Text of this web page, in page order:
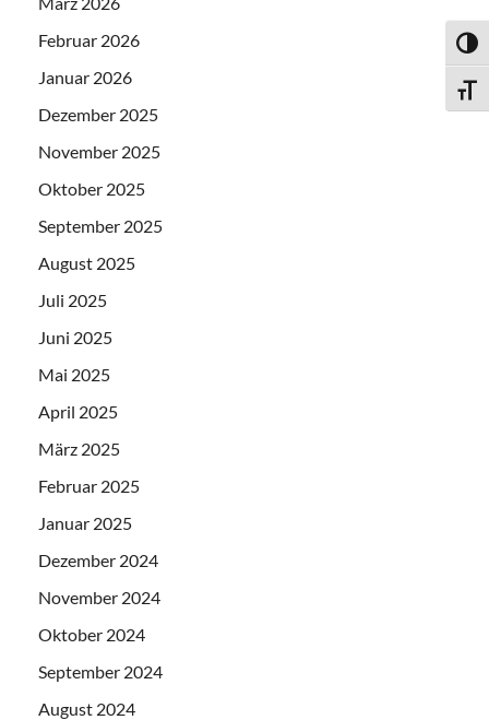
Februar 2026
Januar 2026
Dezember 2025
November 2025
Oktober 2025
September 2025
August 2025
Juli 2025
Juni 2025
Mai 2025
April 2025
März 2025
Februar 2025
Januar 2025
Dezember 2024
November 2024
Oktober 2024
September 2024
August 2024